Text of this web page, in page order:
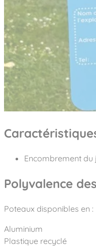
Encombrement du
Polyvalence
Poteaux disponibles en :
Aluminium
Plastique recyclé